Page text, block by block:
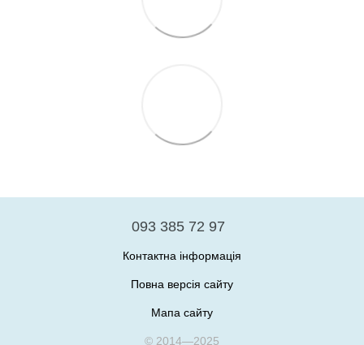
093 385 72 97
Контактна інформація
Повна версія сайту
Мапа сайту
© 2014—2025